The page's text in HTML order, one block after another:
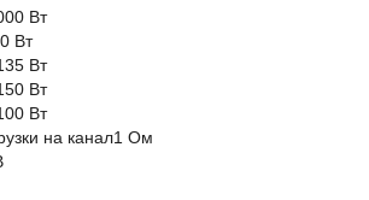
Вт
Вт
Вт
Вт
Вт
на канал1 Ом